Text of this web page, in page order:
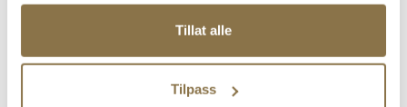
Tillat alle
Tilpass
SIXTH SENSE
Klassisk veske
Praktisk mobilveske
Pris
599,-